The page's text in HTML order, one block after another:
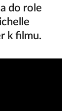
do role
k filmu.